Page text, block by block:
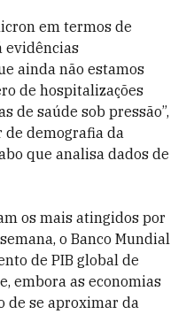
em termos de
evidências
ainda não estamos
de hospitalizações
de saúde sob pressão”,
de demografia da
que analisa dados de
os mais atingidos por
o Banco Mundial
de PIB global de
embora as economias
de se aproximar da